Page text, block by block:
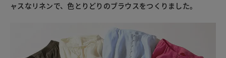
ャスなリネンで、色とりどりのブラウスをつくりました。